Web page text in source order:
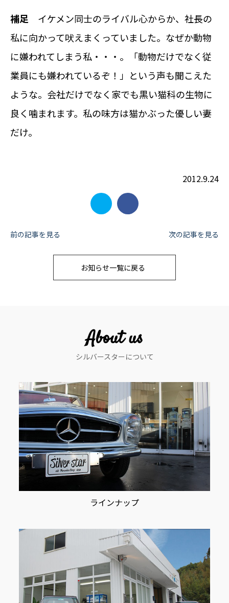
補足 イケメン同士のライバル心からか、社長の
私に向かって吠えまくっていました。なぜか動物
に嫌われてしまう私・・・。「動物だけでなく従
業員にも嫌われているぞ！」という声も聞こえた
ような。会社だけでなく家でも黒い猫科の生物に
良く噛まれます。私の味方は猫かぶった優しい妻
だけ。
2012.9.24
投
ン
前の記事を見る 次の記事を見る
お知らせ一覧に戻る
About us
シルバースターについて
ラインナップ